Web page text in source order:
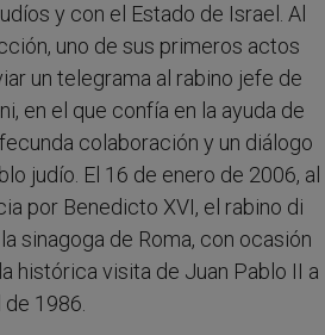
y con el Estado de Israel. Al
uno de sus primeros actos
un telegrama al rabino jefe de
en el que confía en la ayuda de
colaboración y un diálogo
judío. El 16 de enero de 2006, al
por Benedicto XVI, el rabino di
sinagoga de Roma, con ocasión
histórica visita de Juan Pablo II a
1986.